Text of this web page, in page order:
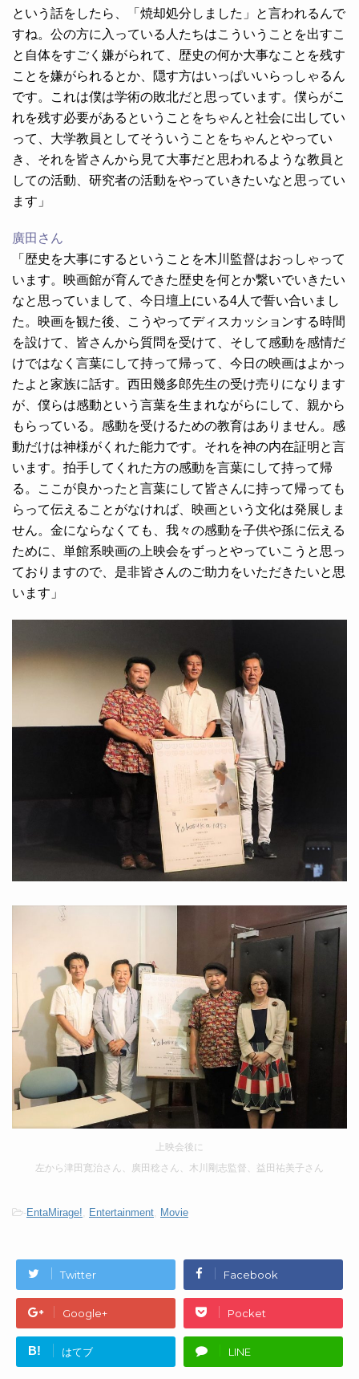
という話をしたら、「焼却処分しました」と言われるんで
すね。公の方に入っている人たちはこういうことを出すこ
と自体をすごく嫌がられて、歴史の何か大事なことを残す
ことを嫌がられるとか、隠す方はいっぱいいらっしゃるん
です。これは僕は学術の敗北だと思っています。僕らがこ
れを残す必要があるということをちゃんと社会に出してい
って、大学教員としてそういうことをちゃんとやってい
き、それを皆さんから見て大事だと思われるような教員と
しての活動、研究者の活動をやっていきたいなと思ってい
ます」
廣田さん
「歴史を大事にするということを木川監督はおっしゃって
います。映画館が育んできた歴史を何とか繋いでいきたい
なと思っていまして、今日壇上にいる4人で誓い合いまし
た。映画を観た後、こうやってディスカッションする時間
を設けて、皆さんから質問を受けて、そして感動を感情だ
けではなく言葉にして持って帰って、今日の映画はよかっ
たよと家族に話す。西田幾多郎先生の受け売りになります
が、僕らは感動という言葉を生まれながらにして、親から
もらっている。感動を受けるための教育はありません。感
動だけは神様がくれた能力です。それを神の内在証明と言
います。拍手してくれた方の感動を言葉にして持って帰
る。ここが良かったと言葉にして皆さんに持って帰っても
らって伝えることがなければ、映画という文化は発展しま
せん。金にならなくても、我々の感動を子供や孫に伝える
ために、単館系映画の上映会をずっとやっていこうと思っ
ておりますので、是非皆さんのご助力をいただきたいと思
います」
上映会後に
左から津田寛治さん、廣田稔さん、木川剛志監督、益田祐美子さん
-EntaMirage!, Entertainment, Movie
Twitter Facebook
Google+ Pocket
B! はてブ LINE